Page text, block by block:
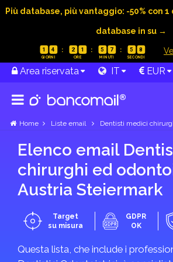
Più database, più vantaggio: -50% con
database in su →
1 4 2 1 5 7 5 8
Area riservata IT EUR
Home Liste email Dentisti medici
Elenco email
chirurghi ed
Austria Steiermark
Target
su misura
GDPR
OK
Questa lista, che include i